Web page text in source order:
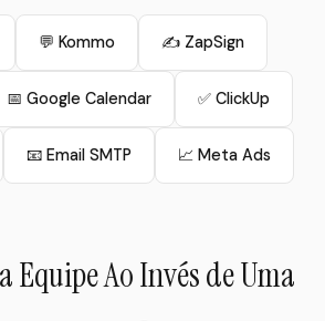
💬 Kommo ✍️ ZapSign
📅 Google Calendar ✅ ClickUp
📧 Email SMTP 📈 Meta Ads
Equipe Ao Invés de Uma